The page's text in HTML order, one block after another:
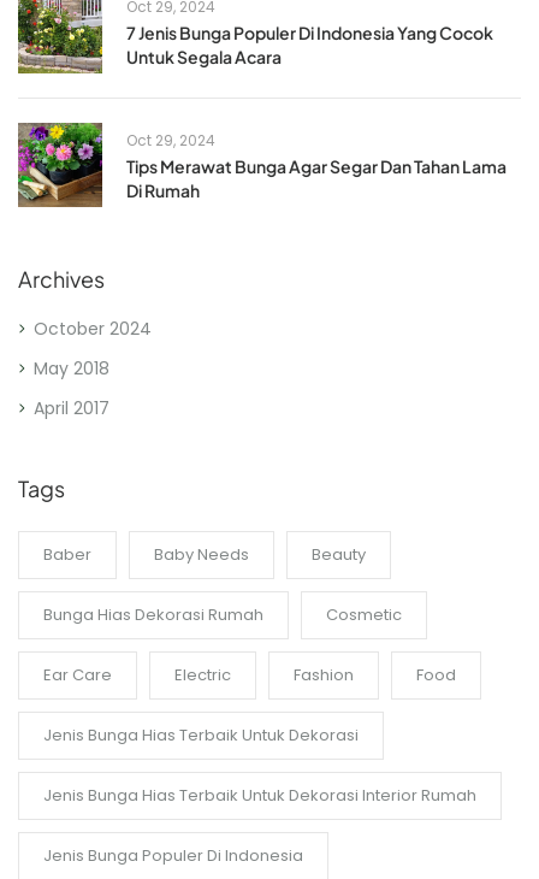
Oct 29, 2024
7 Jenis Bunga Populer Di Indonesia Yang Cocok
Untuk Segala Acara
Oct 29, 2024
Tips Merawat Bunga Agar Segar Dan Tahan Lama
Di Rumah
Archives
October 2024
May 2018
April 2017
Tags
Baber Baby Needs Beauty
Bunga Hias Dekorasi Rumah Cosmetic
Ear Care Electric Fashion Food
Jenis Bunga Hias Terbaik Untuk Dekorasi
Jenis Bunga Hias Terbaik Untuk Dekorasi Interior Rumah
Jenis Bunga Populer Di Indonesia